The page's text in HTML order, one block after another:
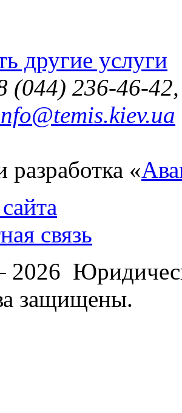
другие услуги
(044) 236-46-
разработка «
связь
2026
защищены.